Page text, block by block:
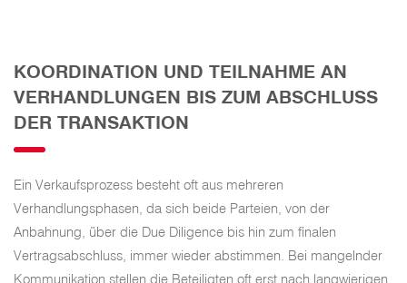
KOORDINATION UND TEILNAHME AN
VERHANDLUNGEN BIS ZUM ABSCHLUSS
DER TRANSAKTION
Ein Verkaufsprozess besteht oft aus mehreren
Verhandlungsphasen, da sich beide Parteien, von der
Anbahnung, über die Due Diligence bis hin zum finalen
Vertragsabschluss, immer wieder abstimmen. Bei mangelnder
Kommunikation stellen die Beteiligten oft erst nach langwierigen